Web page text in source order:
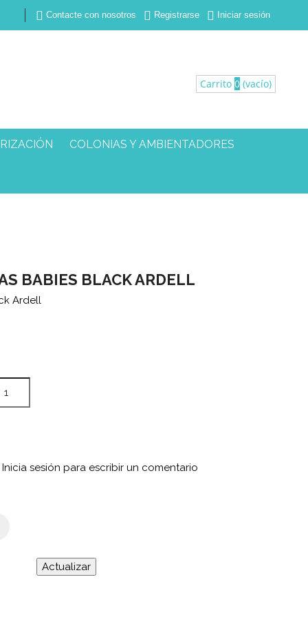
 Contacte con nosotros  Registrarse  Iniciar sesión
Carrito 0 (vacío)
COLONIAS Y AMBIENTADORES
BABIES BLACK ARDELL
Ardell
Inicia sesión para escribir un comentario